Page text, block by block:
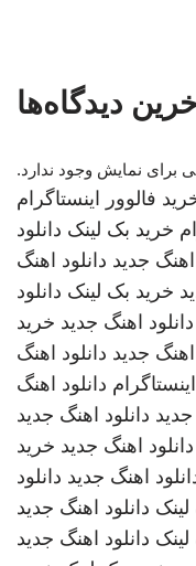
دیدگاه‌ها
برای نمایش وجود ندارد.
فالوور اینستاگرام
خرید بک لینک دانلود
اهنگ جدید دانلود اهنگ
خرید بک لینک دانلود
دانلود اهنگ جدید خرید
اهنگ جدید دانلود اهنگ
دانلود اهنگ
جدید دانلود اهنگ جدید
دانلود اهنگ جدید خرید
اهنگ جدید دانلود
دانلود اهنگ جدید
دانلود اهنگ جدید